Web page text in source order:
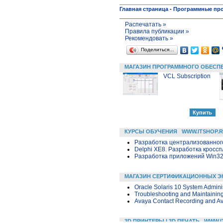
Главная страница - Программные
Распечатать »
Правила публикации »
Рекомендовать »
Поделиться…
МАГАЗИН ПРОГРАММНОГО
VCL Subscription
КУРСЫ ОБУЧЕНИЯ
Разработка
Delphi XE8. Разработка
Разработка приложений
МАГАЗИН СЕРТИФИКАЦИОННЫХ
Oracle Solaris 10 System
Troubleshooting and
Avaya Contact Recording and
3D ПРИНТЕРЫ | 3D ПЕЧАТЬ